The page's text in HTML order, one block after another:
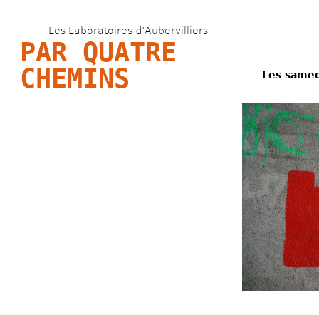
au
contenu
principal
Les Laboratoires d’Aubervilliers
PAR QUATRE
CHEMINS
Les